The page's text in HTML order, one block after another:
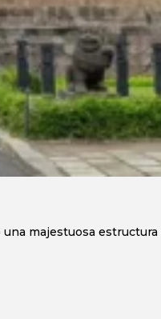
majestuosa estructura